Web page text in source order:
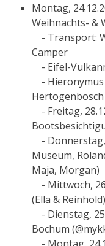
Montag,
Weihnachts- &
- Transport:
Camper
- Eifel-
- Hieronymus
Hertogenbosch
- Freitag,
- Donnerstag,
Museum,
Maja, Morgan)
- Mittwoch,
(Ella &
- Dienstag,
Bochum
- Montag,